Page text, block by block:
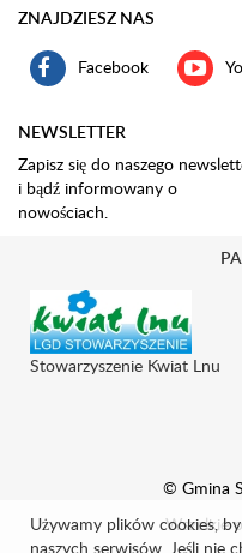
ZNAJDZIESZ NAS
Facebook
NEWSLETTER
Zapisz się do naszego
i bądź informowany o
nowościach.
© Gmina
Wszelkie
Stowarzyszenie Kwiat Lnu
Używamy plików cookies,
naszych serwisów. Jeśli nie